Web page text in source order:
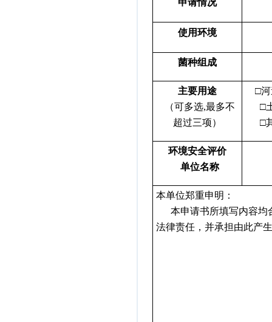
申请情况
使用环境
菌种组成
主要用途
（可多选,最多不
超过三项）
□河
□
□其
环境安全评价
单位名称
本单位郑重申明：
本申请书所填写内容均
法律责任，并承担由此产